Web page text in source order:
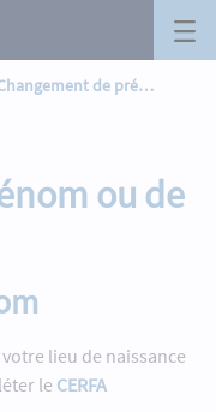
ou de nom -
Changement de prénom ou de nom
ou de
lieu de naissance
le CERFA